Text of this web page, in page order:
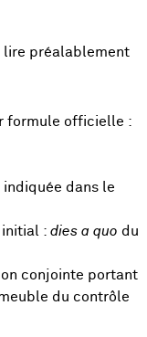
lire préalablement
formule officielle :
indiquée dans le
initial : dies a quo du
conjointe portant
du contrôle